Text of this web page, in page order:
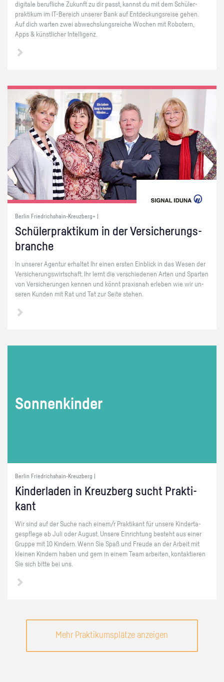
di­gi­ta­le be­ruf­li­che Zu­kunft zu dir passt, kannst du mit dem Schü­ler­
prak­ti­kum im IT-Be­reich un­se­rer Bank auf Ent­de­ckungs­rei­se gehen.
Auf dich war­ten zwei ab­wechs­lungs­rei­che Wo­chen mit Ro­bo­tern,
Apps & künst­li­cher In­tel­li­genz.
Berlin Friedrichshain-Kreuzberg+ |
Schü­ler­prak­ti­kum in der Ver­si­che­rungs­
bran­che
In un­se­rer Agen­tur er­hal­tet Ihr einen ers­ten Ein­blick in das Wesen der
Ver­si­che­rungs­wirt­schaft. Ihr lernt die ver­schie­de­nen Arten und Spar­ten
von Ver­si­che­run­gen ken­nen und könnt pra­xis­nah er­le­ben wie wir un­
se­ren Kun­den mit Rat und Tat zur Seite ste­hen.
Son­nen­kin­der
Berlin Friedrichshain-Kreuzberg |
Kin­der­la­den in Kreuz­berg sucht Prak­ti­
kant
Wir sind auf der Suche nach einem/r Prak­ti­kant für un­se­re Kin­der­ta­
ges­pfle­ge ab Juli oder Au­gust. Un­se­re Ein­rich­tung be­steht aus einer
Grup­pe mit 10 Kin­dern. Wenn Sie Spaß und Freu­de an der Ar­beit mit
klei­nen Kin­dern haben und gern in einem Team ar­bei­ten, kon­tak­tie­ren
Sie sich bitte bei uns.
Mehr Praktikumsplätze anzeigen